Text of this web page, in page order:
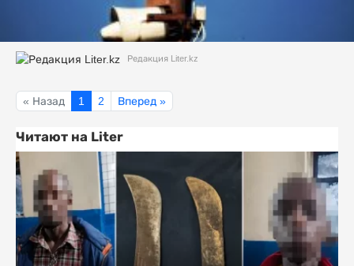
Редакция Liter.kz
« Назад 1 2 Вперед »
Читают на Liter